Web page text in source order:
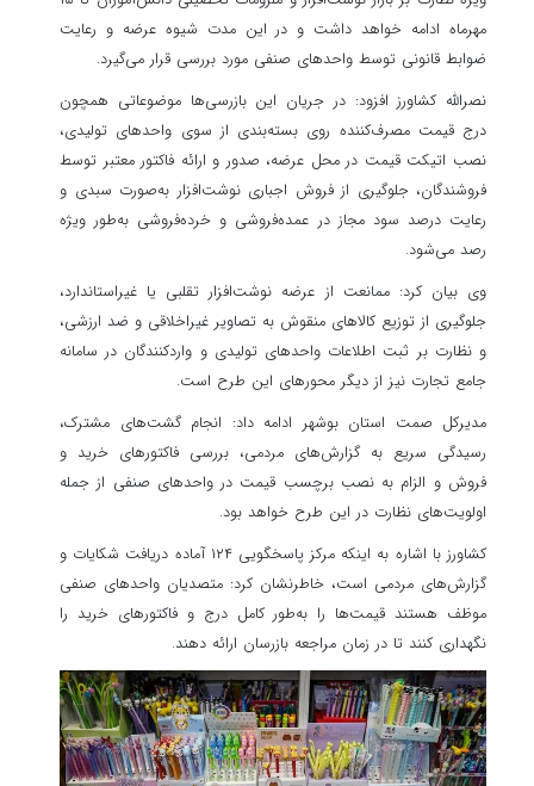
مهرماه ادامه خواهد داشت و در این مدت شیوه عرضه و رعایت
ضوابط قانونی توسط واحدهای صنفی مورد بررسی قرار می‌گیرد.
نصرالله کشاورز افزود: در جریان این بازرسی‌ها موضوعاتی همچون
درج قیمت مصرف‌کننده روی بسته‌بندی از سوی واحدهای تولیدی،
نصب اتیکت قیمت در محل عرضه، صدور و ارائه فاکتور معتبر توسط
فروشندگان، جلوگیری از فروش اجباری نوشت‌افزار به‌صورت سبدی و
رعایت درصد سود مجاز در عمده‌فروشی و خرده‌فروشی به‌طور ویژه
رصد می‌شود.
وی بیان کرد: ممانعت از عرضه نوشت‌افزار تقلبی یا غیراستاندارد،
جلوگیری از توزیع کالاهای منقوش به تصاویر غیراخلاقی و ضد ارزشی،
و نظارت بر ثبت اطلاعات واحدهای تولیدی و واردکنندگان در سامانه
جامع تجارت نیز از دیگر محورهای این طرح است.
مدیرکل صمت استان بوشهر ادامه داد: انجام گشت‌های مشترک،
رسیدگی سریع به گزارش‌های مردمی، بررسی فاکتورهای خرید و
فروش و الزام به نصب برچسب قیمت در واحدهای صنفی از جمله
اولویت‌های نظارت در این طرح خواهد بود.
کشاورز با اشاره به اینکه مرکز پاسخگویی ۱۲۴ آماده دریافت شکایات و
گزارش‌های مردمی است، خاطرنشان کرد: متصدیان واحدهای صنفی
موظف هستند قیمت‌ها را به‌طور کامل درج و فاکتورهای خرید را
نگهداری کنند تا در زمان مراجعه بازرسان ارائه دهند.